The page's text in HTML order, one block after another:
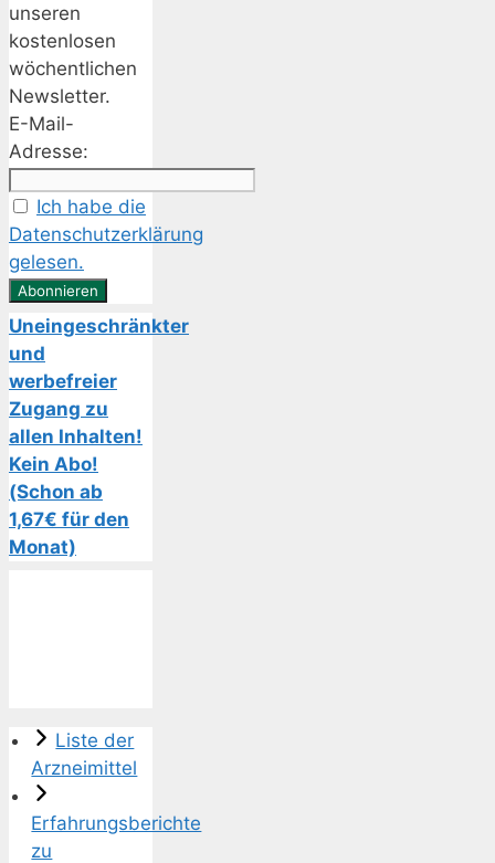
unseren
kostenlosen
wöchentlichen
Newsletter.
E-Mail-
Adresse:
Ich habe die
Datenschutzerklärung
gelesen.
Uneingeschränkter
und
werbefreier
Zugang zu
allen Inhalten!
Kein Abo!
(Schon ab
1,67€ für den
Monat)
Liste der
Arzneimittel
Erfahrungsberichte
zu